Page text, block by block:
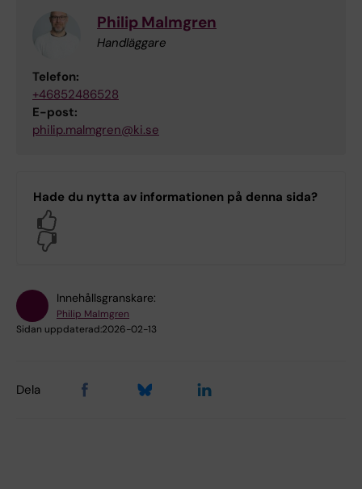
Philip Malmgren
Handläggare
Telefon:
+46852486528
E-post:
philip.malmgren@ki.se
Hade du nytta av informationen på denna sida?
Innehållsgranskare:
Philip Malmgren
Sidan uppdaterad:2026-02-13
Dela